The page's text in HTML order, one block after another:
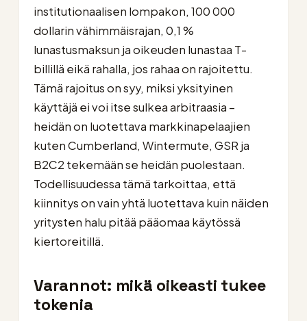
institutionaalisen lompakon, 100 000
dollarin vähimmäisrajan, 0,1 %
lunastusmaksun ja oikeuden lunastaa T-
billillä eikä rahalla, jos rahaa on rajoitettu.
Tämä rajoitus on syy, miksi yksityinen
käyttäjä ei voi itse sulkea arbitraasia –
heidän on luotettava markkinapelaajien
kuten Cumberland, Wintermute, GSR ja
B2C2 tekemään se heidän puolestaan.
Todellisuudessa tämä tarkoittaa, että
kiinnitys on vain yhtä luotettava kuin näiden
yritysten halu pitää pääomaa käytössä
kiertoreitillä.
Varannot: mikä oikeasti tukee
tokenia